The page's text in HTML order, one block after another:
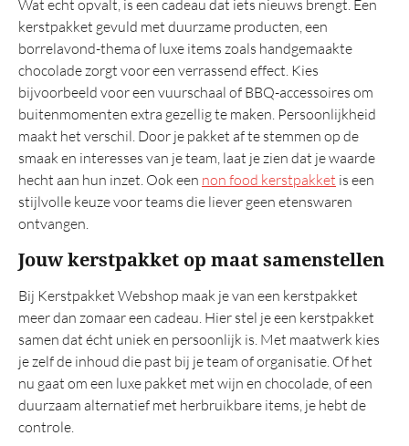
Wat echt opvalt, is een cadeau dat iets nieuws brengt. Een
kerstpakket gevuld met duurzame producten, een
borrelavond-thema of luxe items zoals handgemaakte
chocolade zorgt voor een verrassend effect. Kies
bijvoorbeeld voor een vuurschaal of BBQ-accessoires om
buitenmomenten extra gezellig te maken. Persoonlijkheid
maakt het verschil. Door je pakket af te stemmen op de
smaak en interesses van je team, laat je zien dat je waarde
hecht aan hun inzet. Ook een non food kerstpakket is een
stijlvolle keuze voor teams die liever geen etenswaren
ontvangen.
Jouw kerstpakket op maat samenstellen
Bij Kerstpakket Webshop maak je van een kerstpakket
meer dan zomaar een cadeau. Hier stel je een kerstpakket
samen dat écht uniek en persoonlijk is. Met maatwerk kies
je zelf de inhoud die past bij je team of organisatie. Of het
nu gaat om een luxe pakket met wijn en chocolade, of een
duurzaam alternatief met herbruikbare items, je hebt de
controle.